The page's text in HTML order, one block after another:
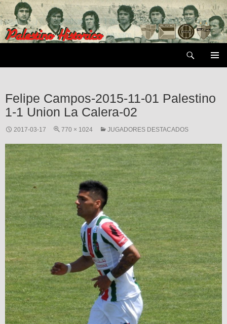
Saltar
al
contenido
Felipe Campos-2015-11-01 Palestino
1-1 Union La Calera-02
2017-03-17 770 × 1024 JUGADORES DESTACADOS